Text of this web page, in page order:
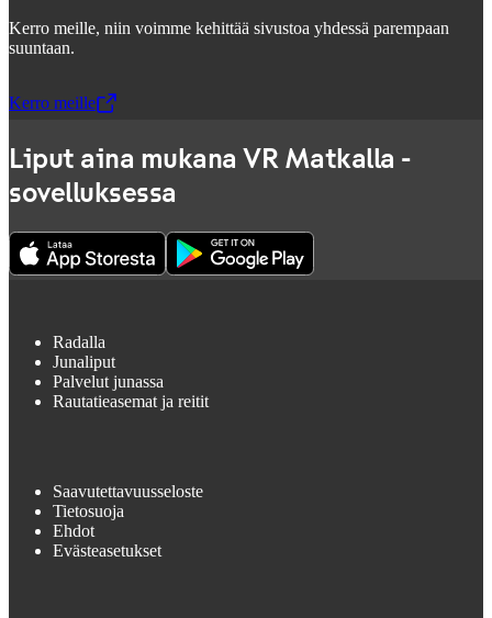
Kerro meille, niin voimme kehittää sivustoa yhdessä parempaan
suuntaan.
Kerro meille
,Avataan uudessa välilehdessä
Liput aina mukana VR Matkalla -
sovelluksessa
Radalla
Junaliput
Palvelut junassa
Rautatieasemat ja reitit
Saavutettavuusseloste
Tietosuoja
Ehdot
Evästeasetukset